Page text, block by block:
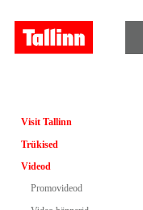
Visit Tallinn
Trükised
Videod
Promovideod